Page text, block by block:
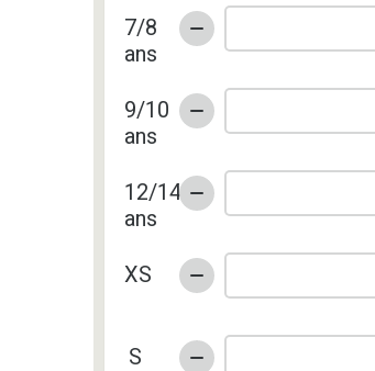
7/8
ans
9/10
ans
12/14
ans
XS
S